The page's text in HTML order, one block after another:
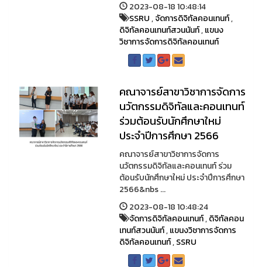
2023-08-18 10:48:14
SSRU,จัดการดิจิทัลคอนเทนท์,
ดิจิทัลคอนเทนท์สวนนันท์,แขนง
วิชาการจัดการดิจิทัลคอนเทนท์
คณาจารย์สาขาวิชาการจัดการ
นวัตกรรมดิจิทัลและคอนเทนท์
ร่วมต้อนรับนักศึกษาใหม่
ประจำปีการศึกษา 2566
คณาจารย์สาขาวิชาการจัดการ
นวัตกรรมดิจิทัลและคอนเทนท์ ร่วม
ต้อนรับนักศึกษาใหม่ ประจำปีการศึกษา
2566&nbs ...
2023-08-18 10:48:24
จัดการดิจิทัลคอนเทนท์,ดิจิทัลคอน
เทนท์สวนนันท์,แขนงวิชาการจัดการ
ดิจิทัลคอนเทนท์,SSRU